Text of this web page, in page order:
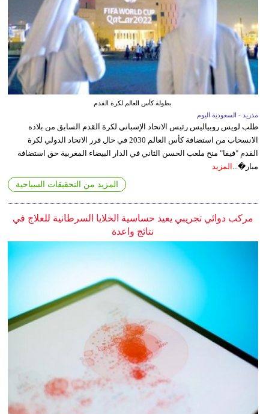
بطولة كأس العالم لكرة القدم
مدريد - السعودية اليوم
طلب لويس روبياليس رئيس الاتحاد الإسباني لكرة القدم السابق من بلاده
الانسحاب من استضافة كأس العالم 2030 في حال قرر الاتحاد الدولي لكرة
القدم "فيفا" منح ملعب الحسن الثاني في الدار البيضاء المغربية حق استضافة
مبار�...
المزيد
المزيد من التحقيقات السياحية
مركب دوائي تجريبي يعيد حساسية الخلايا السرطانية للعلاج في
نتائج واعدة